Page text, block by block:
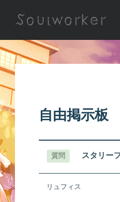
自由掲示板
質問 スタリー
リュフィス